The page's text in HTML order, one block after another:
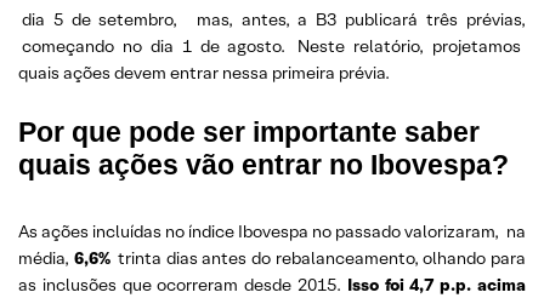
dia 5 de setembro,
mas, antes, a B3 publicará três prévias,
começando no dia 1 de agosto.
Neste relatório, projetamos
quais ações devem entrar nessa primeira prévia.
Por que pode ser importante saber
quais ações vão entrar no Ibovespa?
As ações incluídas no índice Ibovespa no passado valorizaram, na
média, 6,6% trinta dias antes do rebalanceamento, olhando para
as inclusões que ocorreram desde 2015. Isso foi 4,7 p.p. acima